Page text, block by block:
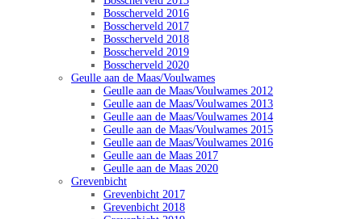
Bosscherveld 2016
Bosscherveld 2017
Bosscherveld 2018
Bosscherveld 2019
Bosscherveld 2020
Geulle aan de Maas/Voulwames
Geulle aan de Maas/Voulwames 2012
Geulle aan de Maas/Voulwames 2013
Geulle aan de Maas/Voulwames 2014
Geulle aan de Maas/Voulwames 2015
Geulle aan de Maas/Voulwames 2016
Geulle aan de Maas 2017
Geulle aan de Maas 2020
Grevenbicht
Grevenbicht 2017
Grevenbicht 2018